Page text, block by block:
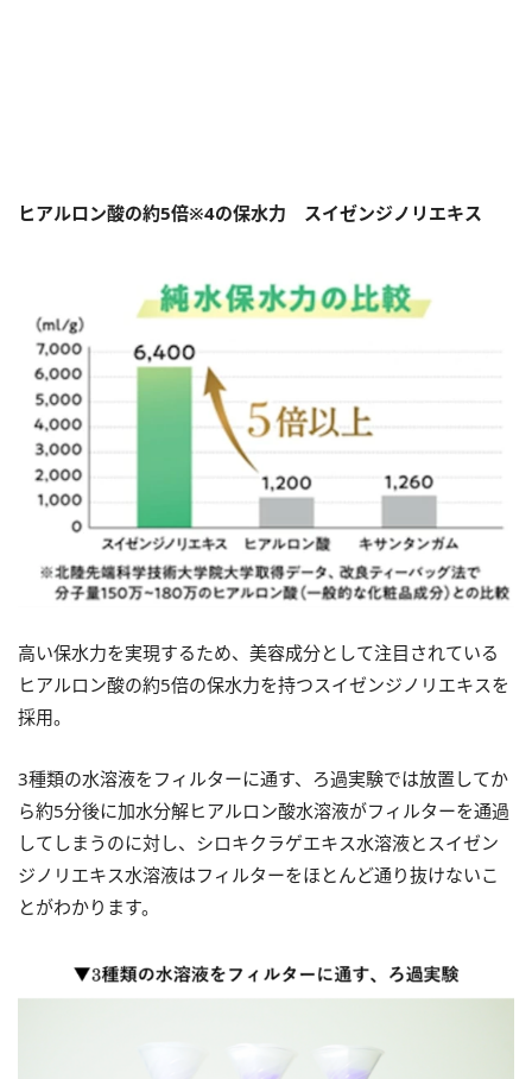
ヒアルロン酸の約5倍※4の保水力 スイゼンジノリエキス
高い保水力を実現するため、美容成分として注目されている
ヒアルロン酸の約5倍の保水力を持つスイゼンジノリエキスを
採用。
3種類の水溶液をフィルターに通す、ろ過実験では放置してか
ら約5分後に加水分解ヒアルロン酸水溶液がフィルターを通過
してしまうのに対し、シロキクラゲエキス水溶液とスイゼン
ジノリエキス水溶液はフィルターをほとんど通り抜けないこ
とがわかります。